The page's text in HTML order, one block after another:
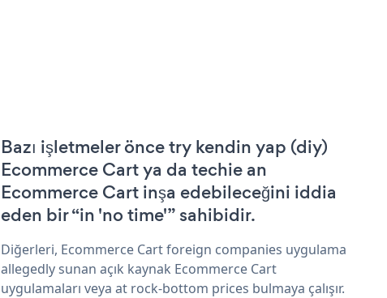
Bazı işletmeler önce try kendin yap (diy)
Ecommerce Cart ya da techie an
Ecommerce Cart inşa edebileceğini iddia
eden bir “in 'no time'” sahibidir.
Diğerleri, Ecommerce Cart foreign companies uygulama
allegedly sunan açık kaynak Ecommerce Cart
uygulamaları veya at rock-bottom prices bulmaya çalışır.